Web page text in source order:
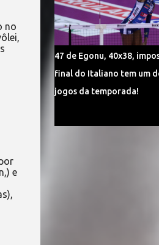
no
e
47 de Egonu, 40x38,
final do Italiano tem um
jogos da temporada!